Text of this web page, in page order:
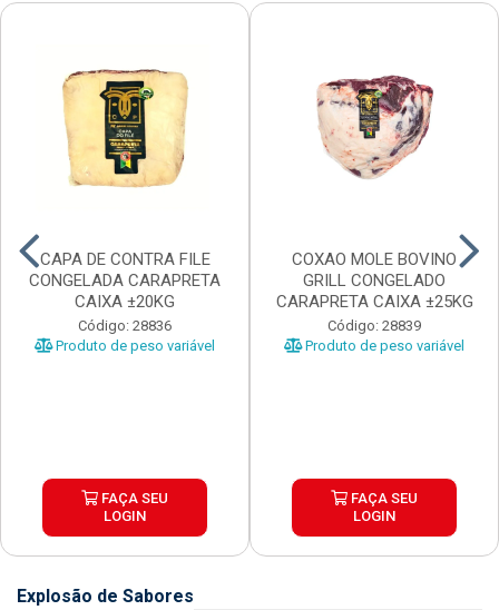
CAPA DE CONTRA FILE
CONGELADA CARAPRETA
CAIXA ±20KG
Código: 28836
Produto de peso variável
FAÇA SEU
LOGIN
COXAO MOLE BOVINO
GRILL CONGELADO
CARAPRETA CAIXA ±25KG
Código: 28839
Produto de peso variável
FAÇA SEU
LOGIN
Explosão de Sabores